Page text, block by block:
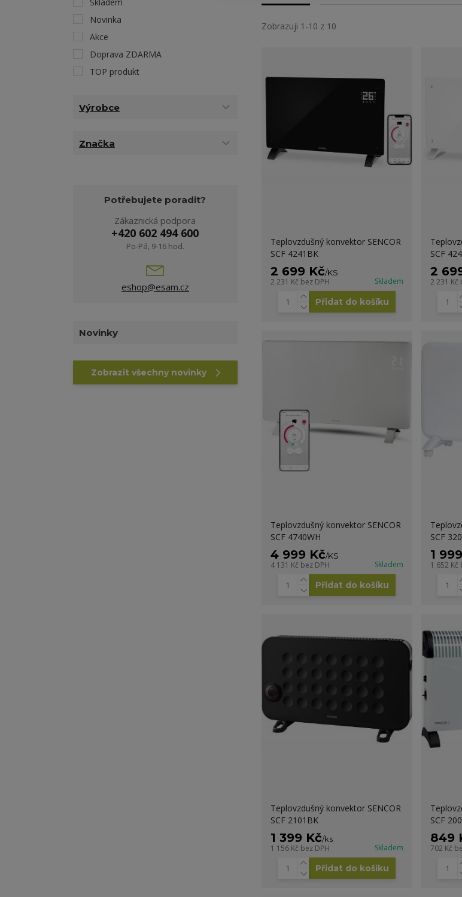
Zobrazuji 1-10 z 10
Teplovzdušný konvektor SENCOR
SCF 4241BK
2 699 Kč/KS
2 231 Kč bez DPH Skladem
Přidat do košíku
SCF
2
2 231 Kč
Teplovzdušný konvektor SENCOR
SCF 4740WH
4 999 Kč/KS
4 131 Kč bez DPH Skladem
Přidat do košíku
SCF
1
1 652 Kč
Teplovzdušný konvektor SENCOR
SCF 2101BK
1 399 Kč/ks
1 156 Kč bez DPH Skladem
Přidat do košíku
SCF
849
702 Kč
Novinka
Akce
Doprava ZDARMA
TOP produkt
Výrobce
Značka
Potřebujete poradit?
Zákaznická podpora
+420 602 494 600
Po-Pá, 9-16 hod.
eshop@esam.cz
Novinky
Zobrazit všechny novinky